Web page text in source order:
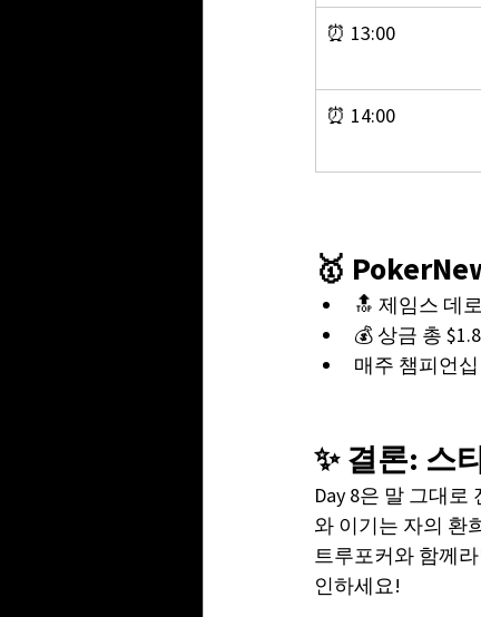
⏰ 13:00
⏰ 14:00
🥇
🔝 제임스 데
💰 상금 총
매주 챔피언
✨ 결론: 스
Day 8은 말 그대
와 이기는 자의 환
트루포커와 함께
인하세요!